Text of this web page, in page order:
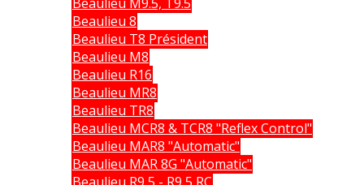
Beaulieu 8
Beaulieu T8 Président
Beaulieu M8
Beaulieu R16
Beaulieu MR8
Beaulieu TR8
Beaulieu MCR8 & TCR8 "Reflex Control"
Beaulieu MAR8 "Automatic"
Beaulieu MAR 8G "Automatic"